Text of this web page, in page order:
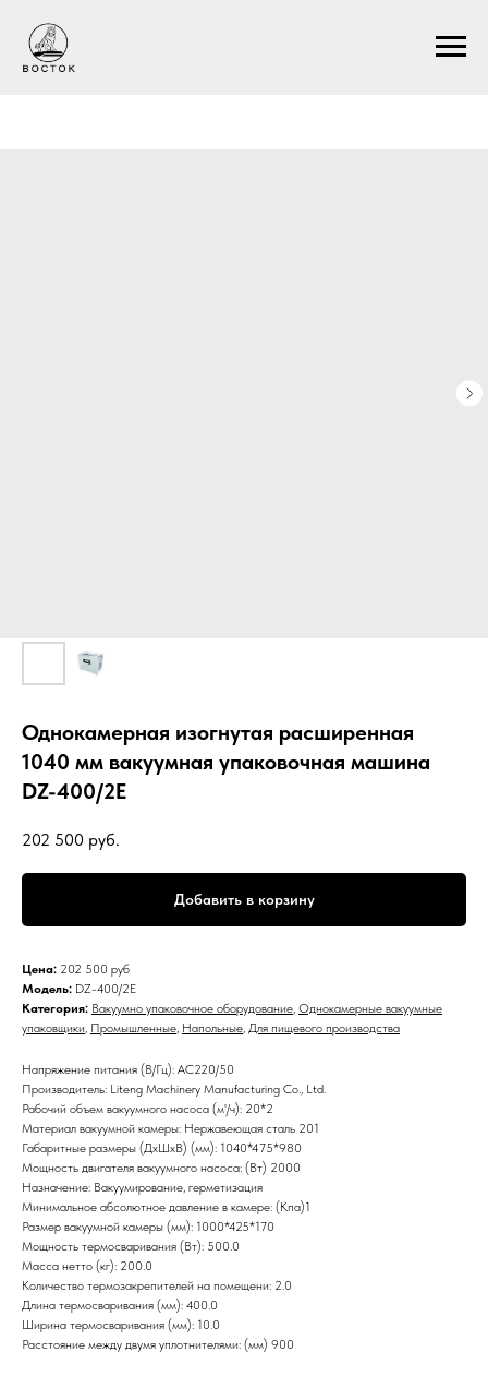
Однокамерная изогнутая расширенная
1040 мм вакуумная упаковочная машина
DZ-400/2E
202 500 руб.
Добавить в корзину
Цена: 202 500 руб
Модель: DZ-400/2E
Категория: Вакуумно упаковочное оборудование, Однокамерные вакуумные
упаковщики, Промышленные, Напольные, Для пищевого производства
Напряжение питания (В/Гц): AC220/50
Производитель: Liteng Machinery Manufacturing Co., Ltd.
Рабочий объем вакуумного насоса (м'/ч): 20*2
Материал вакуумной камеры: Нержавеющая сталь 201
Габаритные размеры (ДхШхВ) (мм): 1040*475*980
Мощность двигателя вакуумного насоса: (Вт) 2000
Назначение: Вакуумирование, герметизация
Минимальное абсолютное давление в камере: (Кпа)1
Размер вакуумной камеры (мм): 1000*425*170
Мощность термосваривания (Вт): 500.0
Масса нетто (кг): 200.0
Количество термозакрепителей на помещени: 2.0
Длина термосваривания (мм): 400.0
Ширина термосваривания (мм): 10.0
Расстояние между двумя уплотнителями: (мм) 900